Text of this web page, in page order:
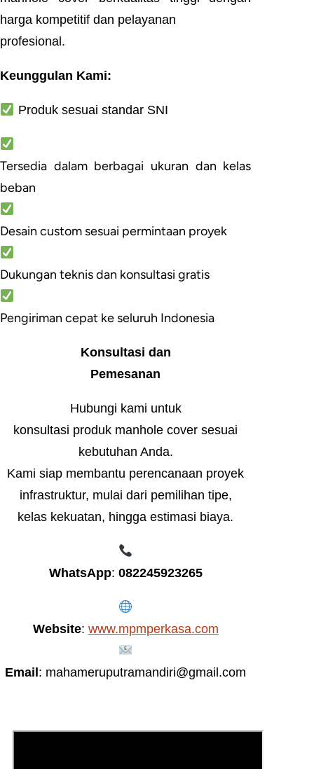
harga kompetitif dan pelayanan
profesional.
Keunggulan Kami:
Produk sesuai standar SNI
Tersedia dalam berbagai ukuran dan kelas
beban
Desain custom sesuai permintaan proyek
Dukungan teknis dan konsultasi gratis
Pengiriman cepat ke seluruh Indonesia
Konsultasi dan
Pemesanan
Hubungi kami untuk
konsultasi produk manhole cover sesuai
kebutuhan Anda.
Kami siap membantu perencanaan proyek
infrastruktur, mulai dari pemilihan tipe,
kelas kekuatan, hingga estimasi biaya.
WhatsApp: 082245923265
Website: www.mpmperkasa.com
Email : mahameruputramandiri@gmail.com